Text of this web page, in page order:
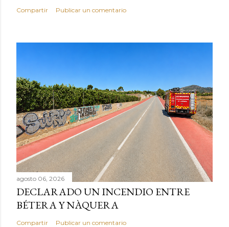
Compartir Publicar un comentario
agosto 06, 2026
DECLARADO UN INCENDIO ENTRE
BÉTERA Y NÀQUERA
Compartir Publicar un comentario